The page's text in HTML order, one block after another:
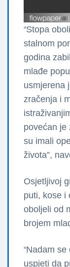
“Stopa
stalnom
godina
mlađe
usmjerena
zračenja i
povećan je
su imali
života”,
Osjetljivoj
puti, kose i
oboljeli od
brojem
“Nadam se
uspjeti da